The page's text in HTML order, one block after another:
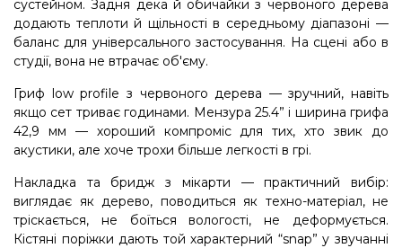
сустейном. Задня дека й обичайки з червоного дерева
додають теплоти й щільності в середньому діапазоні —
баланс для універсального застосування. На сцені або в
студії, вона не втрачає об'єму.
Гриф low profile з червоного дерева — зручний, навіть
якщо сет триває годинами. Мензура 25.4” і ширина грифа
42,9 мм — хороший компроміс для тих, хто звик до
акустики, але хоче трохи більше легкості в грі.
Накладка та бридж з мікарти — практичний вибір:
виглядає як дерево, поводиться як техно-матеріал, не
тріскається, не боїться вологості, не деформується.
Кістяні поріжки дають той характерний “snap” у звучанні